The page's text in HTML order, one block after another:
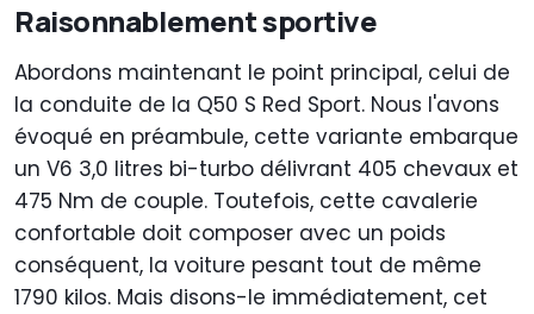
Raisonnablement sportive
Abordons maintenant le point principal, celui de
la conduite de la Q50 S Red Sport. Nous l'avons
évoqué en préambule, cette variante embarque
un V6 3,0 litres bi-turbo délivrant 405 chevaux et
475 Nm de couple. Toutefois, cette cavalerie
confortable doit composer avec un poids
conséquent, la voiture pesant tout de même
1790 kilos. Mais disons-le immédiatement, cet